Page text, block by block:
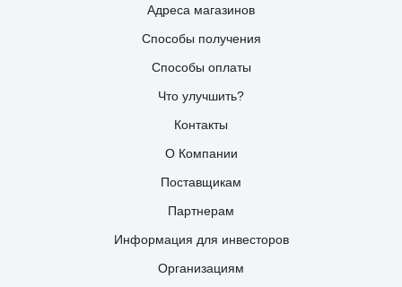
Адреса магазинов
Способы получения
Способы оплаты
Что улучшить?
Контакты
О Компании
Поставщикам
Партнерам
Информация для инвесторов
Организациям